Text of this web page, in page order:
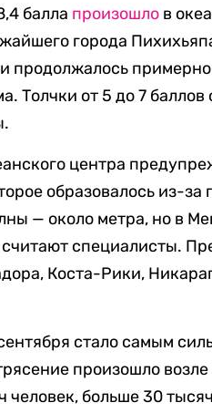
балла произошло в
города
продолжалось
Толчки от 5 до 7
центра
образовалось из-
— около метра, но в
считают специалисты.
Коста-Рики,
стало самым
произошло
человек, больше 30